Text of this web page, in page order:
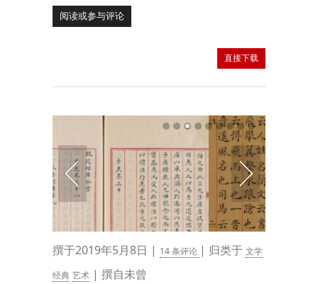
阅读或参与评论
直接下载
撰于2019年5月8日 | 14 条评论 | 归类于 文学
经典 艺术 | 撰自未曾